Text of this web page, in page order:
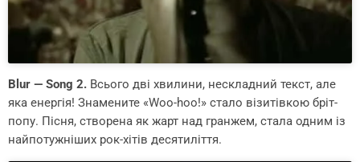
Blur — Song 2. Всього дві хвилини, нескладний текст, але
яка енергія! Знамените «Woo-hoo!» стало візитівкою бріт-
попу. Пісня, створена як жарт над гранжем, стала одним із
найпотужніших рок-хітів десятиліття.